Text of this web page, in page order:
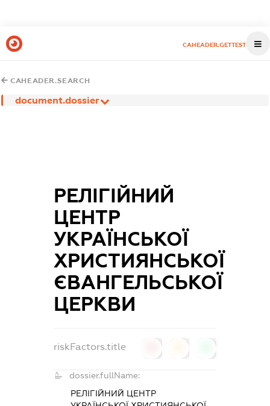
CAHEADER.GETTEST
CAHEADER.SEARCH
document.dossier
РЕЛІГІЙНИЙ
ЦЕНТР
УКРАЇНСЬКОЇ
ХРИСТИЯНСЬКОЇ
ЄВАНГЕЛЬСЬКОЇ
ЦЕРКВИ
riskFactors.title
dossier.fullName:
РЕЛІГІЙНИЙ ЦЕНТР